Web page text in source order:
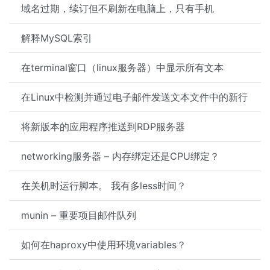
域名过期，续订但不刷新在电脑上，只有手机
解释MySQL索引
在terminal窗口（linux服务器）中显示所有文本
在Linux中检测并通过电子邮件发送文本文件中的新行
将新版本的应用程序推送到RDP服务器
networking服务器 – 内存绑定还是CPU绑定？
在关机时运行脚本。 我有多less时间？
munin – 重要项目邮件队列
如何在haproxy中使用环境variables？